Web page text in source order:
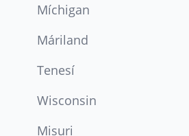
Míchigan
Máriland
Tenesí
Wisconsin
Misuri